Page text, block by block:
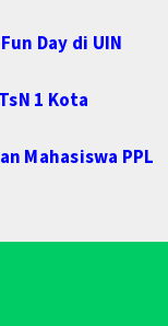
Day di UIN
1 Kota
Mahasiswa PPL